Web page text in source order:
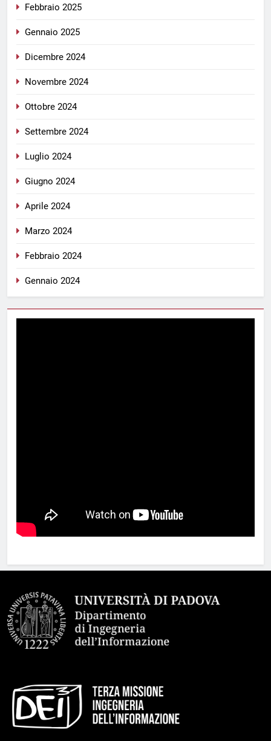
Febbraio 2025
Gennaio 2025
Dicembre 2024
Novembre 2024
Ottobre 2024
Settembre 2024
Luglio 2024
Giugno 2024
Aprile 2024
Marzo 2024
Febbraio 2024
Gennaio 2024